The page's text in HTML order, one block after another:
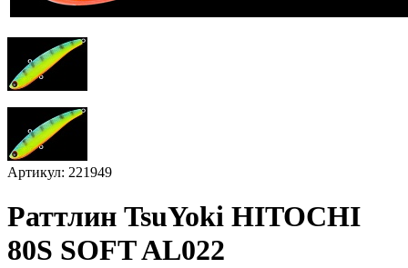
Артикул: 221949
Раттлин TsuYoki HITOCHI
80S SOFT AL022